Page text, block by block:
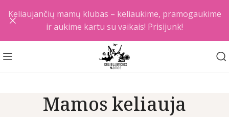
Mamos keliauja
Keliaujančių mamų klubas – keliaukime, pramogaukime
ir aukime kartu su vaikais! Prisijunk!